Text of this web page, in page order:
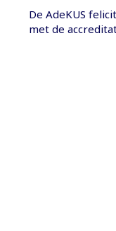
De AdeKUS
met de